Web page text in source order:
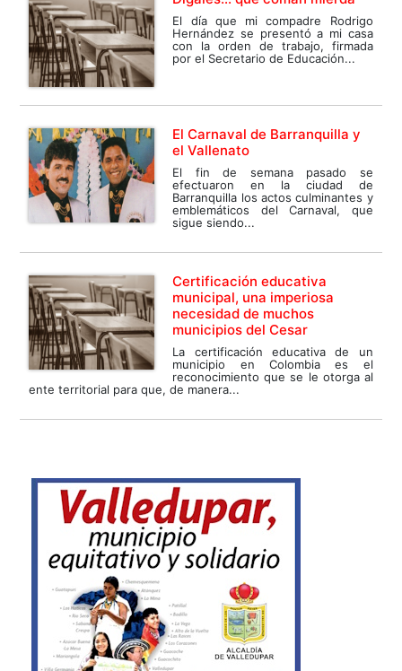
El día que mi compadre Rodrigo
Hernández se presentó a mi casa
con la orden de trabajo, firmada
por el Secretario de Educación...
El Carnaval de Barranquilla y
el Vallenato
El fin de semana pasado se
efectuaron en la ciudad de
Barranquilla los actos culminantes y
emblemáticos del Carnaval, que
sigue siendo...
Certificación educativa
municipal, una imperiosa
necesidad de muchos
municipios del Cesar
La certificación educativa de un
municipio en Colombia es el
reconocimiento que se le otorga al
ente territorial para que, de manera...